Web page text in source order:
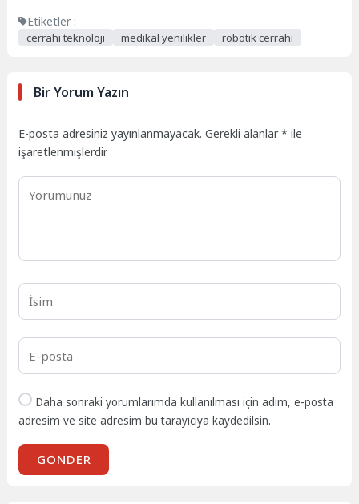
Etiketler :
cerrahi teknoloji medikal yenilikler robotik cerrahi
Bir Yorum Yazın
E-posta adresiniz yayınlanmayacak. Gerekli alanlar* ile
işaretlenmişlerdir
Daha sonraki yorumlarımda kullanılması için adım, e-posta
adresim ve site adresim bu tarayıcıya kaydedilsin.
GÖNDER